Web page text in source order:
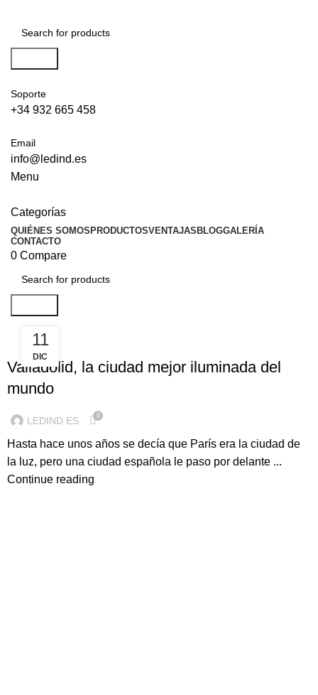
Soporte
+34 932 665 458‬
Email
info@ledind.es
Menu
Categorías
QUIÉNES SOMOS PRODUCTOSVENTAJAS BLOGGALERÍA
CONTACTO
0 Compare
11
DIC
ILUMINACION LED
Valladolid, la ciudad mejor iluminada del
mundo
LEDIND ES 0
Hasta hace unos años se decía que París era la ciudad de
la luz, pero una ciudad española le paso por delante ...
Continue reading